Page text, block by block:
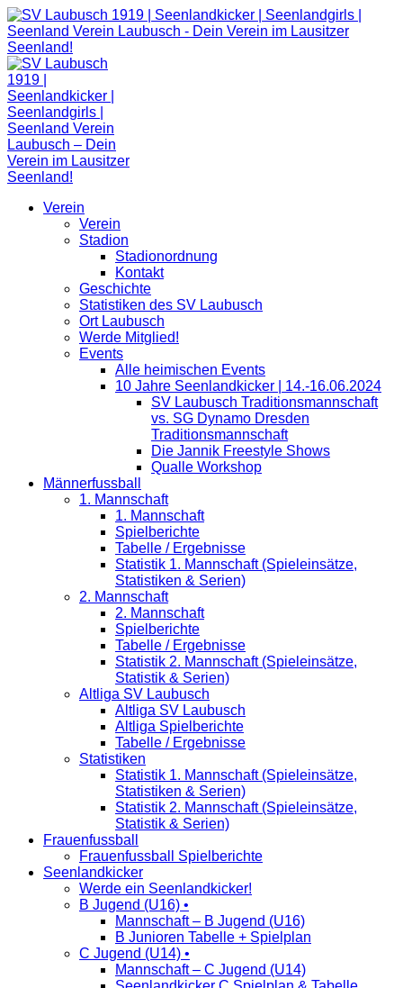
Zum
Inhalt
springen
Verein
Verein
Stadion
Stadionordnung
Kontakt
Geschichte
Statistiken des SV Laubusch
Ort Laubusch
Werde Mitglied!
Events
Alle heimischen Events
10 Jahre Seenlandkicker | 14.-16.06.2024
SV Laubusch Traditionsmannschaft
vs. SG Dynamo Dresden
Traditionsmannschaft
Die Jannik Freestyle Shows
Qualle Workshop
Männerfussball
1. Mannschaft
1. Mannschaft
Spielberichte
Tabelle / Ergebnisse
Statistik 1. Mannschaft (Spieleinsätze,
Statistiken & Serien)
2. Mannschaft
2. Mannschaft
Spielberichte
Tabelle / Ergebnisse
Statistik 2. Mannschaft (Spieleinsätze,
Statistik & Serien)
Altliga SV Laubusch
Altliga SV Laubusch
Altliga Spielberichte
Tabelle / Ergebnisse
Statistiken
Statistik 1. Mannschaft (Spieleinsätze,
Statistiken & Serien)
Statistik 2. Mannschaft (Spieleinsätze,
Statistik & Serien)
Frauenfussball
Frauenfussball Spielberichte
Seenlandkicker
Werde ein Seenlandkicker!
B Jugend (U16) •
Mannschaft – B Jugend (U16)
B Junioren Tabelle + Spielplan
C Jugend (U14) •
Mannschaft – C Jugend (U14)